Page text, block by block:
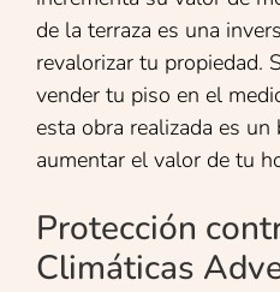
de la terraza es una
revalorizar tu propiedad.
vender tu piso en el
esta obra realizada es
aumentar el valor de tu
Protección
Climáticas